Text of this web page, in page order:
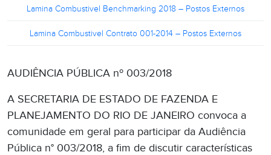
Lamina Combustivel Benchmarking 2018 – Postos Externos
Lamina Combustivel Contrato 001-2014 – Postos Externos
AUDIÊNCIA PÚBLICA nº 003/2018
A SECRETARIA DE ESTADO DE FAZENDA E
PLANEJAMENTO DO RIO DE JANEIRO convoca a
comunidade em geral para participar da Audiência
Pública n° 003/2018, a fim de discutir características